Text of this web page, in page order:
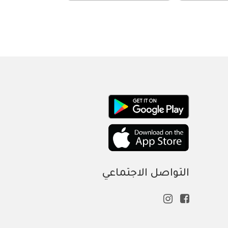
التواصل الاجتماعي